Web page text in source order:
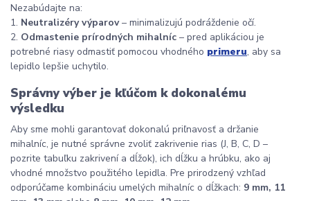
Nezabúdajte na:
1. Neutralizéry výparov – minimalizujú podráždenie očí.
2. Odmastenie prírodných mihalníc – pred aplikáciou je
potrebné riasy odmastiť pomocou vhodného primeru, aby sa
lepidlo lepšie uchytilo.
Správny výber je kľúčom k dokonalému
výsledku
Aby sme mohli garantovať dokonalú priľnavosť a držanie
mihalníc, je nutné správne zvoliť zakrivenie rias (J, B, C, D –
pozrite tabuľku zakrivení a dĺžok), ich dĺžku a hrúbku, ako aj
vhodné množstvo použitého lepidla. Pre prirodzený vzhľad
odporúčame kombináciu umelých mihalníc o dĺžkach: 9 mm, 11